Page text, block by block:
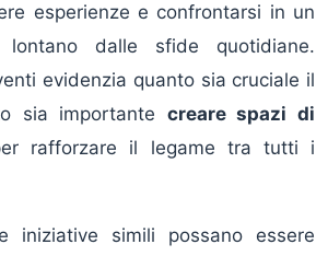
esperienze e confrontarsi in un
lontano dalle sfide quotidiane.
evidenzia quanto sia cruciale il
sia importante creare spazi di
rafforzare il legame tra tutti i
iniziative simili possano essere